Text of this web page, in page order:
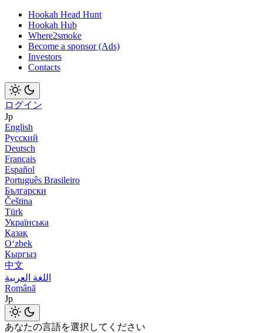
Hookah Head Hunt
Hookah Hub
Where2smoke
Become a sponsor (Ads)
Investors
Contacts
ログイン
Jp
English
Русский
Deutsch
Français
Español
Português Brasileiro
Български
Čeština
Türk
Українська
Қазақ
Оʻzbek
Кыргыз
中文
اللغة العربية
Română
Jp
あなたの言語を選択してください